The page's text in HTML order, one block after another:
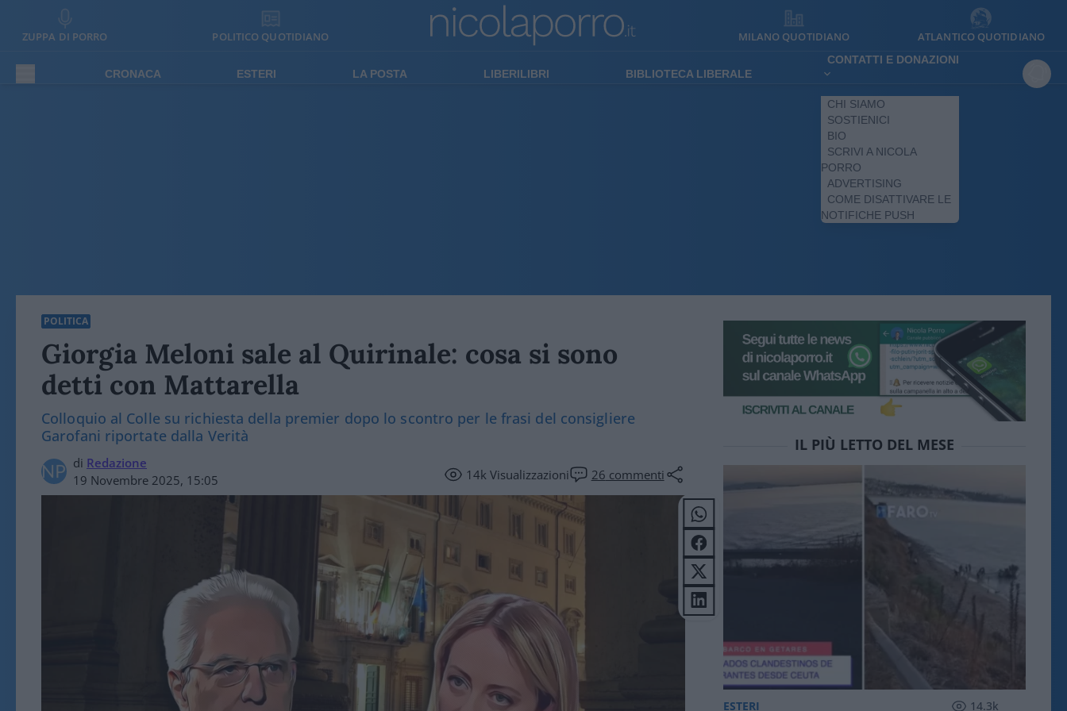
ZUPPA DI PORRO POLITICO QUOTIDIANO MILANO QUOTIDIANO ATLANTICO QUOTIDIANO
CRONACA ESTERI LA POSTA LIBERILIBRI BIBLIOTECA LIBERALE
CONTATTI E DONAZIONI
CHI SIAMO
SOSTIENICI
BIO
SCRIVI A NICOLA
PORRO
ADVERTISING
COME DISATTIVARE LE
NOTIFICHE PUSH
POLITICA
Giorgia Meloni sale al Quirinale: cosa si sono
detti con Mattarella
Colloquio al Colle su richiesta della premier dopo lo scontro per le frasi del consigliere
Garofani riportate dalla Verità
di Redazione
19 Novembre 2025, 15:05
14kVisualizzazioni 26 commenti
IL PIÙ LETTO DEL MESE
ESTERI 14.3k